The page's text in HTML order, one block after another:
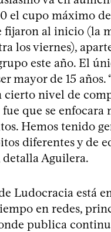
el cupo máximo de
fijaron al inicio (la
los viernes),
este año. El
mayor de 15 años.
cierto nivel de
que se enfocara
Hemos tenido
diferentes y de
detalla Aguilera.
Ludocracia está
en redes,
publica